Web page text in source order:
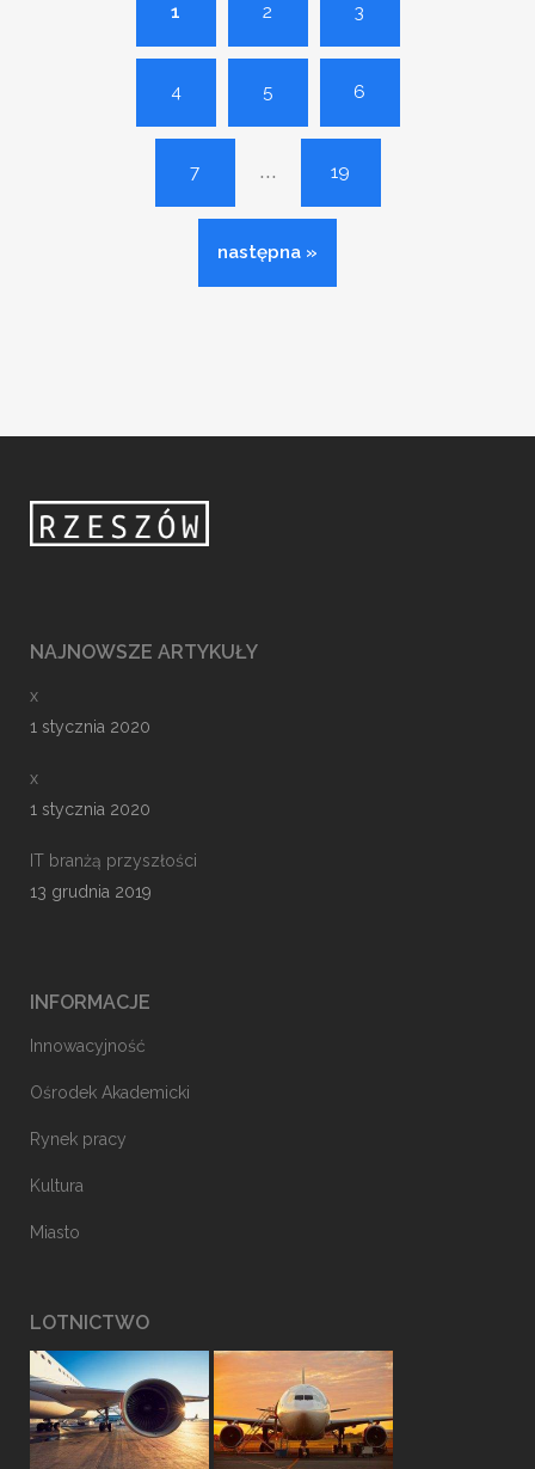
1 2 3
4 5 6
7 ... 19
następna »
NAJNOWSZE ARTYKUŁY
x
1 stycznia 2020
x
1 stycznia 2020
IT branżą przyszłości
13 grudnia 2019
INFORMACJE
Innowacyjność
Ośrodek Akademicki
Rynek pracy
Kultura
Miasto
LOTNICTWO